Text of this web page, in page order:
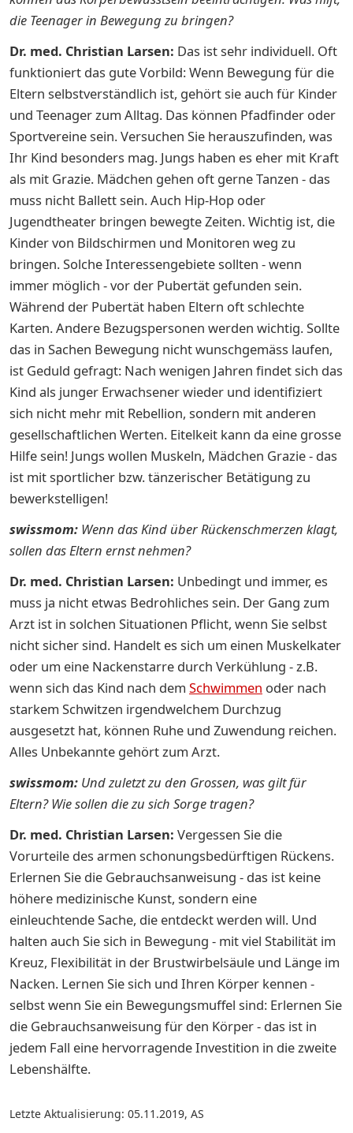
die Teenager in Bewegung zu bringen?
Dr. med. Christian Larsen: Das ist sehr individuell. Oft
funktioniert das gute Vorbild: Wenn Bewegung für die
Eltern selbstverständlich ist, gehört sie auch für Kinder
und Teenager zum Alltag. Das können Pfadfinder oder
Sportvereine sein. Versuchen Sie herauszufinden, was
Ihr Kind besonders mag. Jungs haben es eher mit Kraft
als mit Grazie. Mädchen gehen oft gerne Tanzen - das
muss nicht Ballett sein. Auch Hip-Hop oder
Jugendtheater bringen bewegte Zeiten. Wichtig ist, die
Kinder von Bildschirmen und Monitoren weg zu
bringen. Solche Interessengebiete sollten - wenn
immer möglich - vor der Pubertät gefunden sein.
Während der Pubertät haben Eltern oft schlechte
Karten. Andere Bezugspersonen werden wichtig. Sollte
das in Sachen Bewegung nicht wunschgemäss laufen,
ist Geduld gefragt: Nach wenigen Jahren findet sich das
Kind als junger Erwachsener wieder und identifiziert
sich nicht mehr mit Rebellion, sondern mit anderen
gesellschaftlichen Werten. Eitelkeit kann da eine grosse
Hilfe sein! Jungs wollen Muskeln, Mädchen Grazie - das
ist mit sportlicher bzw. tänzerischer Betätigung zu
bewerkstelligen!
swissmom: Wenn das Kind über Rückenschmerzen klagt,
sollen das Eltern ernst nehmen?
Dr. med. Christian Larsen: Unbedingt und immer, es
muss ja nicht etwas Bedrohliches sein. Der Gang zum
Arzt ist in solchen Situationen Pflicht, wenn Sie selbst
nicht sicher sind. Handelt es sich um einen Muskelkater
oder um eine Nackenstarre durch Verkühlung - z.B.
wenn sich das Kind nach dem Schwimmen oder nach
starkem Schwitzen irgendwelchem Durchzug
ausgesetzt hat, können Ruhe und Zuwendung reichen.
Alles Unbekannte gehört zum Arzt.
swissmom: Und zuletzt zu den Grossen, was gilt für
Eltern? Wie sollen die zu sich Sorge tragen?
Dr. med. Christian Larsen: Vergessen Sie die
Vorurteile des armen schonungsbedürftigen Rückens.
Erlernen Sie die Gebrauchsanweisung - das ist keine
höhere medizinische Kunst, sondern eine
einleuchtende Sache, die entdeckt werden will. Und
halten auch Sie sich in Bewegung - mit viel Stabilität im
Kreuz, Flexibilität in der Brustwirbelsäule und Länge im
Nacken. Lernen Sie sich und Ihren Körper kennen -
selbst wenn Sie ein Bewegungsmuffel sind: Erlernen Sie
die Gebrauchsanweisung für den Körper - das ist in
jedem Fall eine hervorragende Investition in die zweite
Lebenshälfte.
Letzte Aktualisierung: 05.11.2019, AS